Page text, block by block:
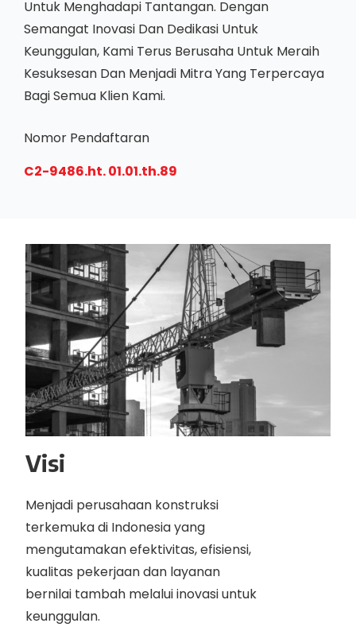
Untuk Menghadapi Tantangan. Dengan
Semangat Inovasi Dan Dedikasi Untuk
Keunggulan, Kami Terus Berusaha Untuk Meraih
Kesuksesan Dan Menjadi Mitra Yang Terpercaya
Bagi Semua Klien Kami.
Nomor Pendaftaran
C2-9486.ht. 01.01.th.89
Visi
Menjadi perusahaan konstruksi
terkemuka di Indonesia yang
mengutamakan efektivitas, efisiensi,
kualitas pekerjaan dan layanan
bernilai tambah melalui inovasi untuk
keunggulan.